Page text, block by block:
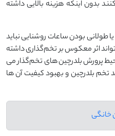
بدون اینکه هزینه بالایی داشته
طولانی بودن ساعات روشنایی نباید
اثر معکوس بر تخم‌گذاری داشته
پرورش بلدرچین ‌های تخم‌گذار می‌
تخم‌ بلدرچین و بهبود کیفیت آن‌ ها
خانگی